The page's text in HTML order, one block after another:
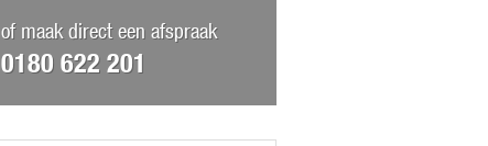
of maak direct een afspraak
0180 622 201